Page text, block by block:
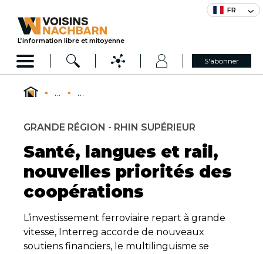
FR
L’information libre et mitoyenne
S'abonner
... ...
GRANDE RÉGION - RHIN SUPÉRIEUR
Santé, langues et rail,
nouvelles priorités des
coopérations
L’investissement ferroviaire repart à grande
vitesse, Interreg accorde de nouveaux
soutiens financiers, le multilinguisme se